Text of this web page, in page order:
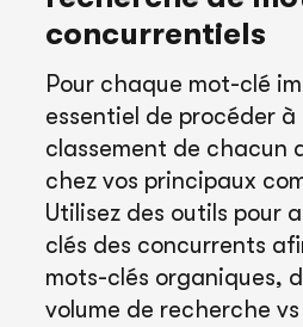
concurrentiels
Pour chaque mot-clé
essentiel de procéder à
classement de chacun
chez vos principaux
Utilisez des outils pour
clés des concurrents
mots-clés organiques,
volume de recherche